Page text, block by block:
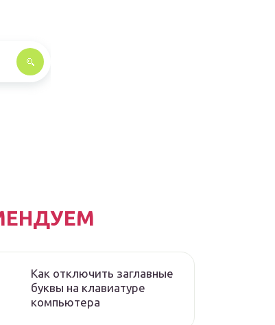
Как отключить заглавные
буквы на клавиатуре
компьютера